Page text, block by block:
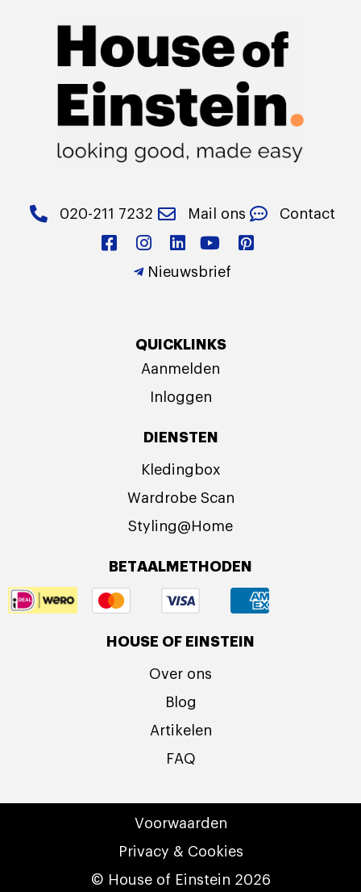
020-211 7232 Mail ons Contact
Nieuwsbrief
QUICKLINKS
Aanmelden
Inloggen
DIENSTEN
Kledingbox
Wardrobe Scan
Styling@Home
BETAALMETHODEN
HOUSE OF EINSTEIN
Over ons
Blog
Artikelen
FAQ
Voorwaarden
Privacy & Cookies
© House of Einstein 2026